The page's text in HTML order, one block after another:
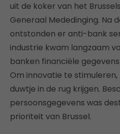
uit de koker van het
Generaal Mededinging. Na
ontstonden er anti-bank
industrie kwam langzaam
banken financiële
Om innovatie te
duwtje in de rug krijgen.
persoonsgegevens was
prioriteit van Brussel.